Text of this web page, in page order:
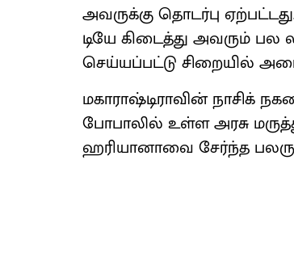
அவருக்கு தொடர்பு
டியே கிடைத்து அவரும் பல
செய்​யப்பட்டு சிறை​யில்
மகா​ராஷ்டி​ரா​வின் நாசிக்
போபாலில் உள்ள அரசு
ஹரி​யா​னாவை சேர்ந்த